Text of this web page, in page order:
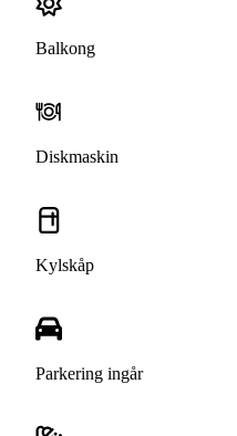
Balkong
Diskmaskin
Kylskåp
Parkering ingår